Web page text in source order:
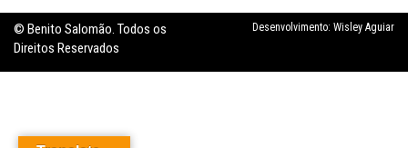
© Benito Salomão. Todos os
Direitos Reservados
Desenvolvimento: Wisley Aguiar